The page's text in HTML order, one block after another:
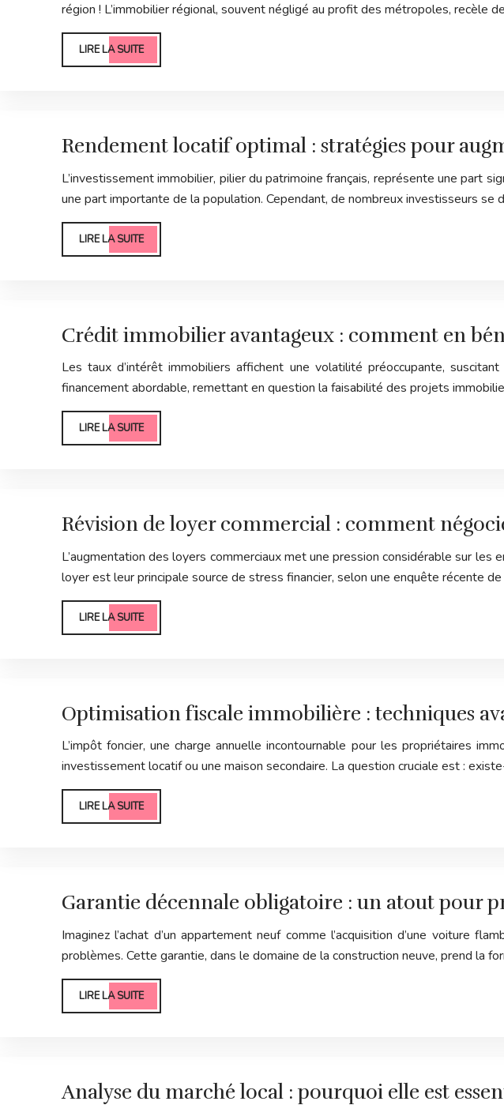
région ! L’immobilier régional, souvent négligé au profit des métropoles, recèle
LIRE LA SUITE
Rendement locatif optimal : stratégies pour
L’investissement immobilier, pilier du patrimoine français, représente une part
une part importante de la population. Cependant, de nombreux investisseurs
LIRE LA SUITE
Crédit immobilier avantageux : comment en
Les taux d’intérêt immobiliers affichent une volatilité préoccupante,
financement abordable, remettant en question la faisabilité des projets
LIRE LA SUITE
Révision de loyer commercial : comment
L’augmentation des loyers commerciaux met une pression considérable sur
loyer est leur principale source de stress financier, selon une enquête récente
LIRE LA SUITE
Optimisation fiscale immobilière : techniques
L’impôt foncier, une charge annuelle incontournable pour les propriétaires
investissement locatif ou une maison secondaire. La question cruciale est :
LIRE LA SUITE
Garantie décennale obligatoire : un atout pour
Imaginez l’achat d’un appartement neuf comme l’acquisition d’une voiture
problèmes. Cette garantie, dans le domaine de la construction neuve, prend la
LIRE LA SUITE
Analyse du marché local : pourquoi elle est